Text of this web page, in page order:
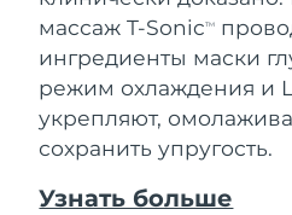
массаж T-SonicTM
ингредиенты маски
режим охлаждения и
укрепляют,
сохранить упругость.
Узнать больше